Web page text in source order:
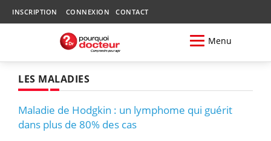
INSCRIPTION CONNEXION CONTACT
Menu
LES MALADIES
Maladie de Hodgkin : un lymphome qui guérit
dans plus de 80% des cas